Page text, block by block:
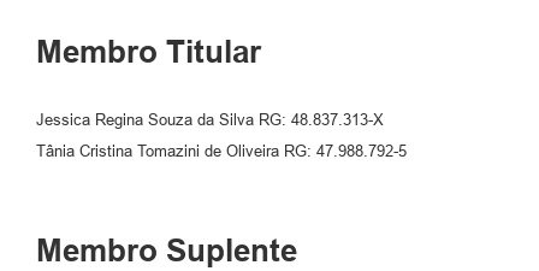
Membro Titular
Jessica Regina Souza da Silva RG: 48.837.313-X
Tânia Cristina Tomazini de Oliveira RG: 47.988.792-5
Membro Suplente